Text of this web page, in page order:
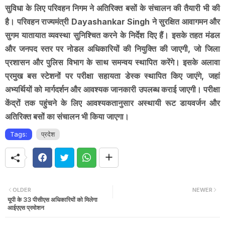
सुविधा के लिए परिवहन निगम ने अतिरिक्त बसों के संचालन की तैयारी भी की
है। परिवहन राज्यमंत्री Dayashankar Singh ने सुरक्षित आवागमन और
सुगम यातायात व्यवस्था सुनिश्चित करने के निर्देश दिए हैं। इसके तहत मंडल
और जनपद स्तर पर नोडल अधिकारियों की नियुक्ति की जाएगी, जो जिला
प्रशासन और पुलिस विभाग के साथ समन्वय स्थापित करेंगे। इसके अलावा
प्रमुख बस स्टेशनों पर परीक्षा सहायता डेस्क स्थापित किए जाएंगे, जहां
अभ्यर्थियों को मार्गदर्शन और आवश्यक जानकारी उपलब्ध कराई जाएगी। परीक्षा
केंद्रों तक पहुंचने के लिए आवश्यकतानुसार अस्थायी रूट डायवर्जन और
अतिरिक्त बसों का संचालन भी किया जाएगा।
Tags: प्रदेश
NEWER
OLDER
यूपी के 33 पीसीएस अधिकारियों को मिलेगा
आईएएस प्रमोशन